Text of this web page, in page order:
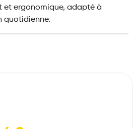
et ergonomique, adapté à
quotidienne.